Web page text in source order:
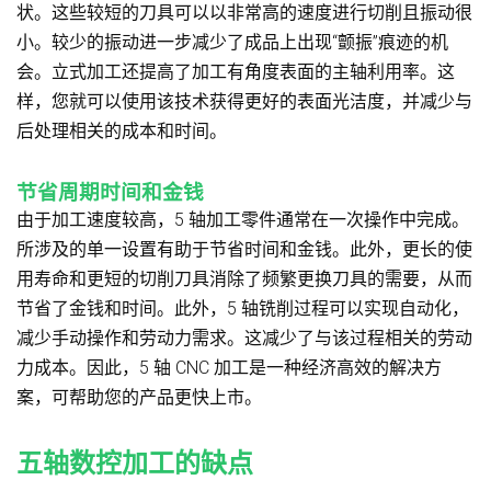
状。这些较短的刀具可以以非常高的速度进行切削且振动很
小。较少的振动进一步减少了成品上出现“颤振”痕迹的机
会。立式加工还提高了加工有角度表面的主轴利用率。这
样，您就可以使用该技术获得更好的表面光洁度，并减少与
后处理相关的成本和时间。
节省周期时间和金钱
由于加工速度较高，5 轴加工零件通常在一次操作中完成。
所涉及的单一设置有助于节省时间和金钱。此外，更长的使
用寿命和更短的切削刀具消除了频繁更换刀具的需要，从而
节省了金钱和时间。此外，5 轴铣削过程可以实现自动化，
减少手动操作和劳动力需求。这减少了与该过程相关的劳动
力成本。因此，5 轴 CNC 加工是一种经济高效的解决方
案，可帮助您的产品更快上市。
五轴数控加工的缺点